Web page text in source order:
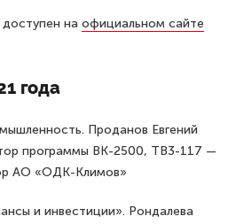
на официальном сайте
года
Проданов Евгений
программы ВК-2500, ТВ3-117 —
АО «ОДК-Климов»
и инвестиции». Рондалева